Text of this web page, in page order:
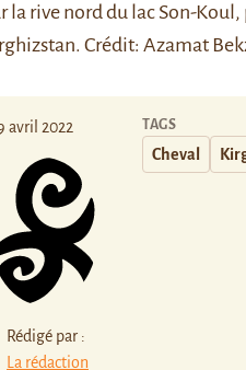
la rive nord du lac Son-Koul,
Crédit: Azamat
avril 2022
Rédigé par :
La rédaction
TAGS
Cheval